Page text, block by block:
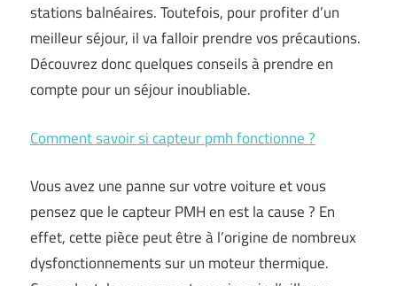
stations balnéaires. Toutefois, pour profiter d’un
meilleur séjour, il va falloir prendre vos précautions.
Découvrez donc quelques conseils à prendre en
compte pour un séjour inoubliable.
Comment savoir si capteur pmh fonctionne ?
Vous avez une panne sur votre voiture et vous
pensez que le capteur PMH en est la cause ? En
effet, cette pièce peut être à l’origine de nombreux
dysfonctionnements sur un moteur thermique.